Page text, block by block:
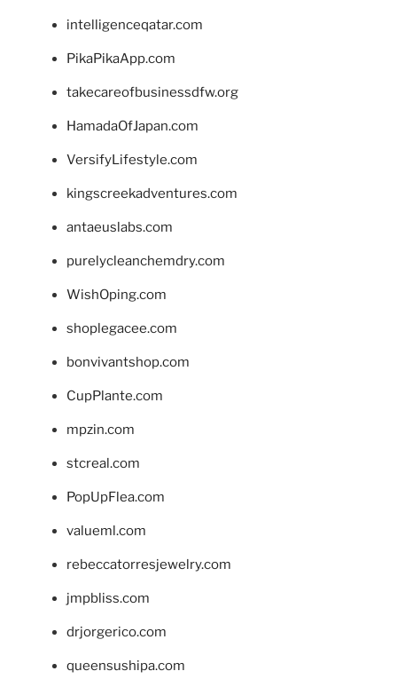
intelligenceqatar.com
PikaPikaApp.com
takecareofbusinessdfw.org
HamadaOfJapan.com
VersifyLifestyle.com
kingscreekadventures.com
antaeuslabs.com
purelycleanchemdry.com
WishOping.com
shoplegacee.com
bonvivantshop.com
CupPlante.com
mpzin.com
stcreal.com
PopUpFlea.com
valueml.com
rebeccatorresjewelry.com
jmpbliss.com
drjorgerico.com
queensushipa.com